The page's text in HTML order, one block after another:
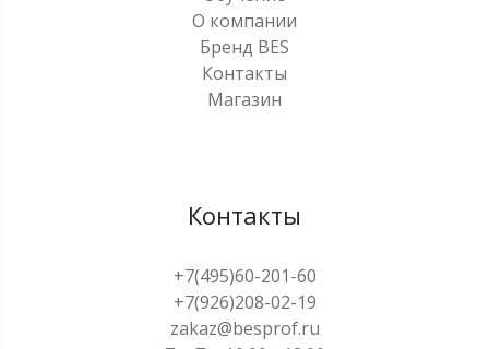
О компании
Бренд BES
Контакты
Магазин
Контакты
+7(495)60-201-60
+7(926)208-02-19
zakaz@besprof.ru